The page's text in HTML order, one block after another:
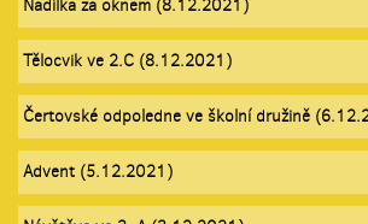
Nadílka za oknem (8.12.2021)
Tělocvik ve 2.C (8.12.2021)
Čertovské odpoledne ve školní družině
Advent (5.12.2021)